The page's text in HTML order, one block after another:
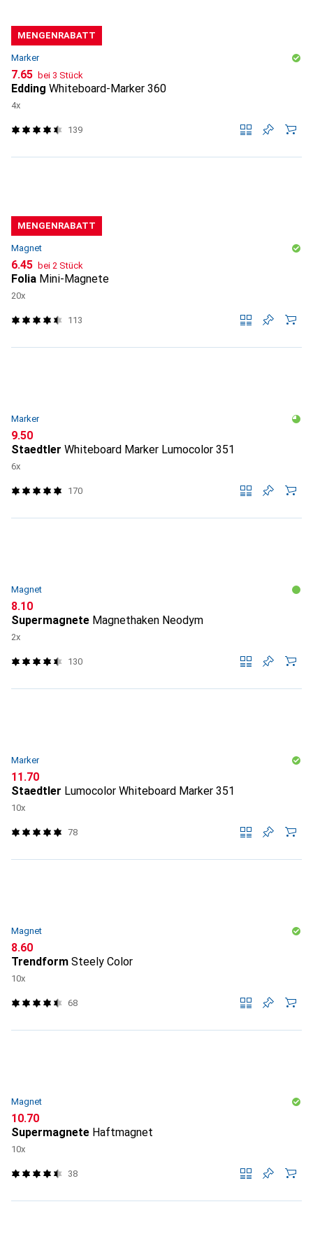
MENGENRABATT
Marker
CHF
7.65 bei 3 Stück
Edding Whiteboard-Marker 360
4x
139
MENGENRABATT
Magnet
CHF
6.45 bei 2 Stück
Folia Mini-Magnete
20x
113
Marker
CHF
9.50
Staedtler Whiteboard Marker Lumocolor 351
6x
170
Magnet
CHF
8.10
Supermagnete Magnethaken Neodym
2x
130
Marker
CHF
11.70
Staedtler Lumocolor Whiteboard Marker 351
10x
78
Magnet
CHF
8.60
Trendform Steely Color
10x
68
Magnet
CHF
10.70
Supermagnete Haftmagnet
10x
38